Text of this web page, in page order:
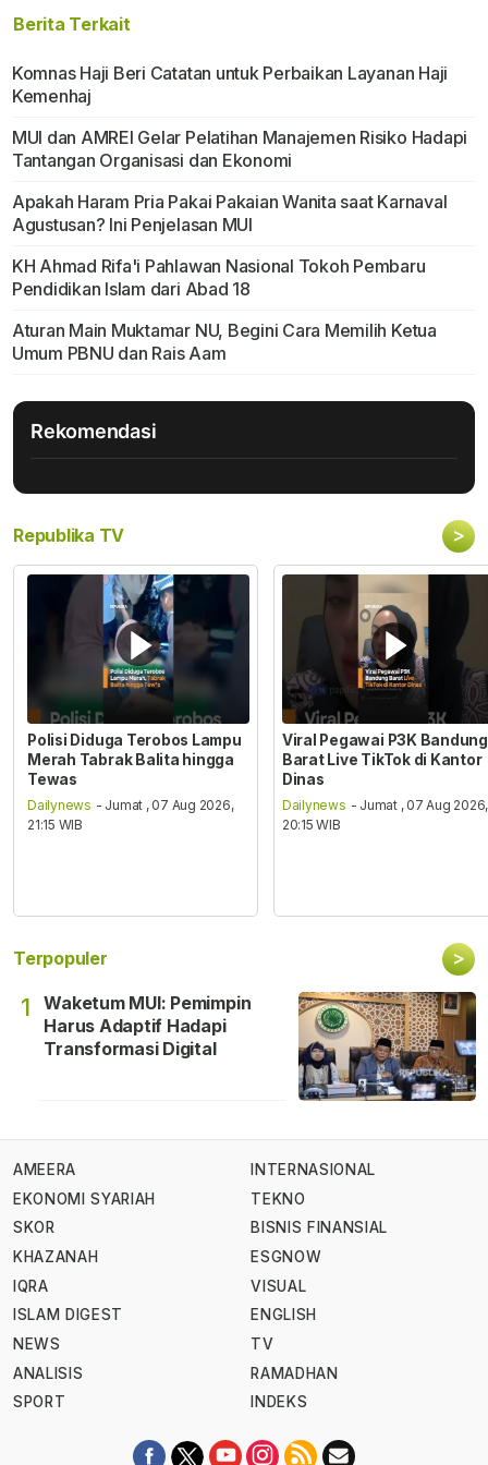
Berita Terkait
Komnas Haji Beri Catatan untuk Perbaikan Layanan Haji
Kemenhaj
MUI dan AMREI Gelar Pelatihan Manajemen Risiko Hadapi
Tantangan Organisasi dan Ekonomi
Apakah Haram Pria Pakai Pakaian Wanita saat Karnaval
Agustusan? Ini Penjelasan MUI
KH Ahmad Rifa'i Pahlawan Nasional Tokoh Pembaru
Pendidikan Islam dari Abad 18
Aturan Main Muktamar NU, Begini Cara Memilih Ketua
Umum PBNU dan Rais Aam
Rekomendasi
Republika TV >
Polisi Diduga Terobos Lampu
Merah Tabrak Balita hingga
Tewas
Dailynews - Jumat , 07 Aug 2026,
21:15 WIB
Viral Pegawai P3K Bandung
Barat Live TikTok di Kantor
Dinas
Dailynews - Jumat , 07 Aug 2026,
20:15 WIB
Terpopuler >
1
Waketum MUI: Pemimpin
Harus Adaptif Hadapi
Transformasi Digital
AMEERA
EKONOMI SYARIAH
SKOR
KHAZANAH
IQRA
ISLAM DIGEST
NEWS
ANALISIS
SPORT
INTERNASIONAL
TEKNO
BISNIS FINANSIAL
ESGNOW
VISUAL
ENGLISH
TV
RAMADHAN
INDEKS